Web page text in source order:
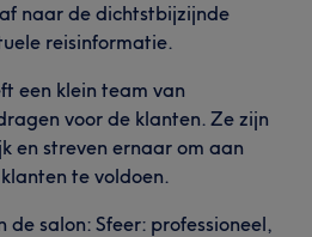
naar de dichtstbijzijnde
reisinformatie.
een klein team van
voor de klanten. Ze zijn
en streven ernaar om aan
te voldoen.
salon: Sfeer: professioneel,